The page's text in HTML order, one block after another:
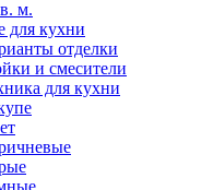
м.
для кухни
отделки
и смесители
для кухни